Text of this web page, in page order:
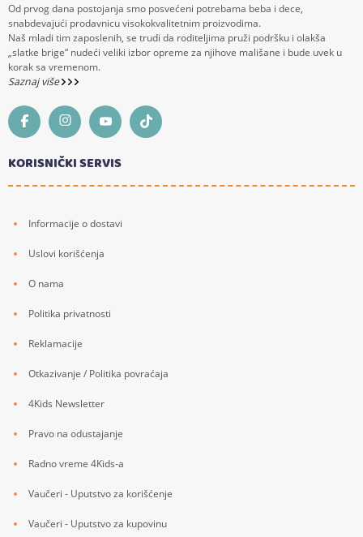
Od prvog dana postojanja smo posvećeni potrebama beba i dece,
snabdevajući prodavnicu visokokvalitetnim proizvodima.
Naš mladi tim zaposlenih, se trudi da roditeljima pruži podršku i olakša
„slatke brige“ nudeći veliki izbor opreme za njihove mališane i bude uvek u
korak sa vremenom.
Saznaj više
KORISNIČKI SERVIS
Informacije o dostavi
Uslovi korišćenja
O nama
Politika privatnosti
Reklamacije
Otkazivanje / Politika povraćaja
4Kids Newsletter
Pravo na odustajanje
Radno vreme 4Kids-a
Vaučeri - Uputstvo za korišćenje
Vaučeri - Uputstvo za kupovinu